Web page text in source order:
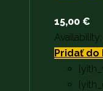
15,00 €
Availability:
Pridať do